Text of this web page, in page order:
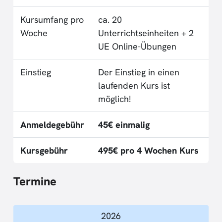
Termine
2026
Kursumfang pro
Woche
ca. 20
Unterrichtseinheiten + 2
UE Online-Übungen
Einstieg
Der Einstieg in einen
laufenden Kurs ist
möglich!
Anmeldegebühr 45€ einmalig
Kursgebühr 495€ pro 4 Wochen Kurs